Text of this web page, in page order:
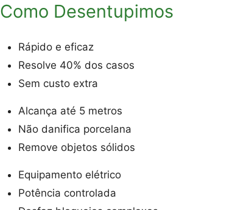
Como Desentupimos
Rápido e eficaz
Resolve 40% dos casos
Sem custo extra
Alcança até 5 metros
Não danifica porcelana
Remove objetos sólidos
Equipamento elétrico
Potência controlada